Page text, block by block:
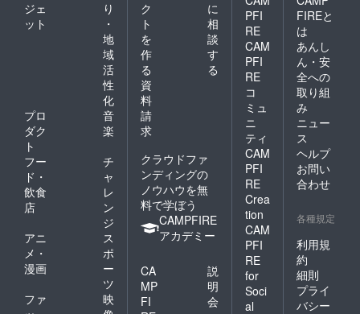
ジェ
ット
り
・
地
域
活
性
化
プロ
ダク
ト
音
楽
フー
ド・
飲食
店
チ
ャ
レ
ン
ジ
アニ
メ・
漫画
ス
ポ
ー
ツ
ファ
映
ク
ト
を
作
る
に
相
談
す
る
資
料
請
求
クラウドファ
ンディングの
ノウハウを無
料で学ぼう
CAMPFIRE
アカデミー
CA
MP
FI
説
明
会
PFI
RE
CAM
PFI
RE
コ
ミュ
ニ
ティ
CAM
PFI
RE
Crea
tion
CAM
PFI
RE
for
Soci
al
FIREと
は
あんし
ん・安
全への
取り組
み
ニュー
ス
ヘルプ
お問い
合わせ
各種規定
利用規
約
細則
プライ
バシー